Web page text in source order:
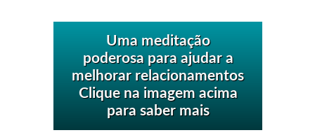
Uma meditação
poderosa para ajudar a
melhorar relacionamentos
Clique na imagem acima
para saber mais